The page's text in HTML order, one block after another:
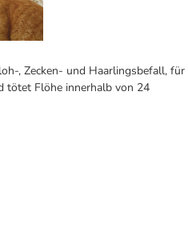
, Zecken- und Haarlingsbefall, für
tötet Flöhe innerhalb von 24